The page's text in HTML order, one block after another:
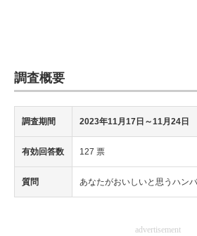
調査概要
調査期間 2023年11月17日 ～11月24日
有効回答数 127 票
質問 あなたがおいしいと思うハン
advertisement